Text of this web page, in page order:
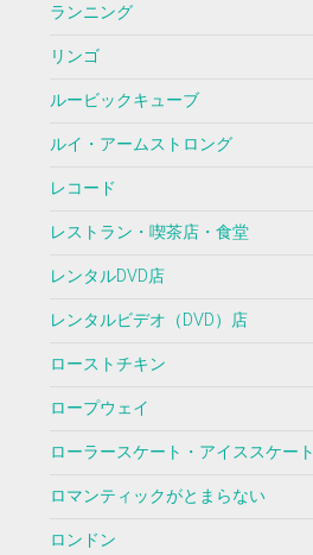
ランニング
リンゴ
ルービックキューブ
ルイ・アームストロング
レコード
レストラン・喫茶店・食堂
レンタルDVD店
レンタルビデオ（DVD）店
ローストチキン
ロープウェイ
ローラースケート・アイススケート
ロマンティックがとまらない
ロンドン